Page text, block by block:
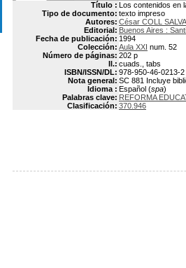
Título : Los contenidos en
Tipo de documento: texto impreso
Autores: César COLL
Editorial: Buenos Aires :
Fecha de publicación: 1994
Colección: Aula XXI num. 52
Número de páginas: 202 p
Il.: cuads., tabs
ISBN/ISSN/DL: 978-950-46-0213-2
Nota general: SC 881 Incluye
Idioma : Español (spa)
Palabras clave: REFORMA
Clasificación: 370.946